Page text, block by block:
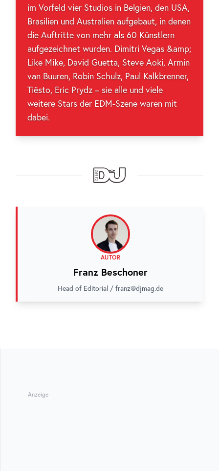
im Vorfeld vier Studios in Belgien, den USA,
Brasilien und Australien aufgebaut, in denen
die Auftritte von mehr als 60 Künstlern
aufgezeichnet wurden. Dimitri Vegas &amp;
Like Mike, David Guetta, Steve Aoki, Armin
van Buuren, Robin Schulz, Paul Kalkbrenner,
Tiësto, Eric Prydz – sie alle und viele
weitere Stars der EDM-Szene waren mit
dabei.
AUTOR
Franz Beschoner
Head of Editorial / franz@djmag.de
Anzeige